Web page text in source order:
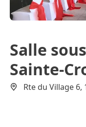
Salle
Sainte-
Rte du Village 6,